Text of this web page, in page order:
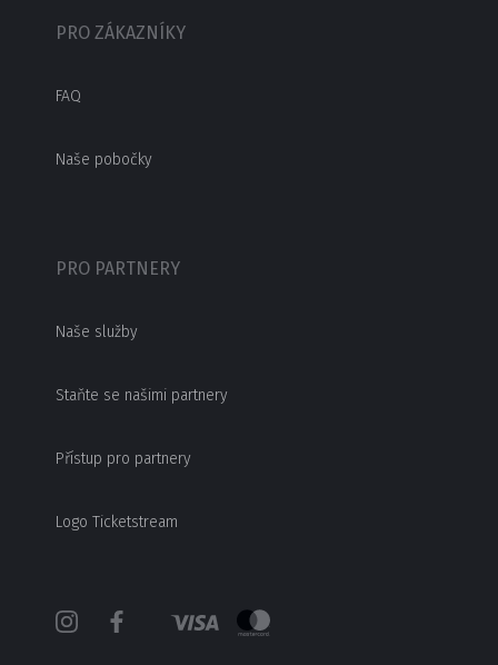
PRO ZÁKAZNÍKY
FAQ
Naše pobočky
PRO PARTNERY
Naše služby
Staňte se našimi partnery
Přístup pro partnery
Logo Ticketstream